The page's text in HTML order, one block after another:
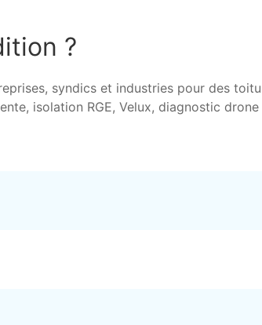
?
syndics et industries pour des
isolation RGE, Velux, diagnostic